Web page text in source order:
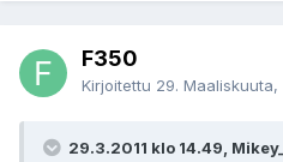
F350
Kirjoitettu 29. Maaliskuuta,
29.3.2011 klo 14.49,